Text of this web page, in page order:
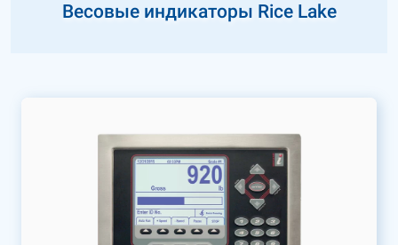
Весовые индикаторы Rice Lake